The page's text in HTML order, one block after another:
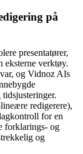
på
presentatører,
eksterne verktøy.
og Vidnoz AIs
redigerere),
for en
forklarings- og
og